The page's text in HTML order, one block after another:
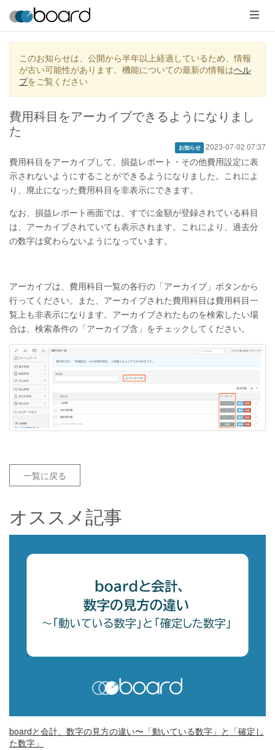
メ
ニ
ュ
ー
このお知らせは、公開から半年以上経過しているため、情報
が古い可能性があります。機能についての最新の情報はヘル
プをご覧ください
費用科目をアーカイブできるようになりまし
た
お知らせ 2023-07-02 07:37
費用科目をアーカイブして、損益レポート・その他費用設定に表
示されないようにすることができるようになりました。これによ
り、廃止になった費用科目を非表示にできます。
なお、損益レポート画面では、すでに金額が登録されている科目
は、アーカイブされていても表示されます。これにより、過去分
の数字は変わらないようになっています。
アーカイブは、費用科目一覧の各行の「アーカイブ」ボタンから
行ってください。また、アーカイブされた費用科目は費用科目一
覧上も非表示になります。アーカイブされたものを検索したい場
合は、検索条件の「アーカイブ含」をチェックしてください。
一覧に戻る
オススメ記事
boardと会計、数字の見方の違い〜「動いている数字」と「確定し
た数字」